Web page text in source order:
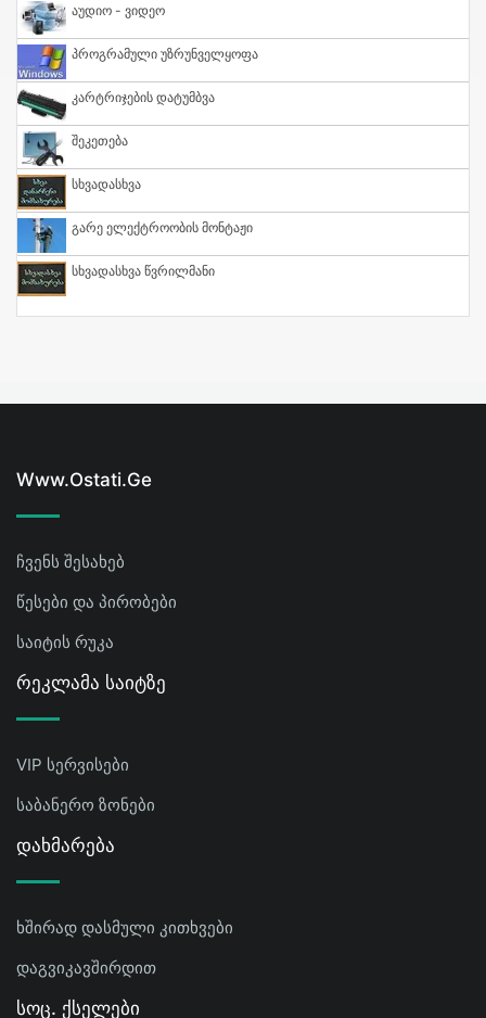
Აუდიო - Ვიდეო
Პროგრამული Უზრუნველყოფა
Კარტრიჯების Დატუმბვა
Შეკეთება
Სხვადასხვა
Გარე Ელექტროობის Მონტაჟი
Სხვადასხვა Წვრილმანი
Www.ostati.ge
ჩვენს შესახებ
წესები და პირობები
საიტის რუკა
Რეკლამა Საიტზე
VIP სერვისები
საბანერო ზონები
Დახმარება
ხშირად დასმული კითხვები
დაგვიკავშირდით
Სოც. Ქსელები